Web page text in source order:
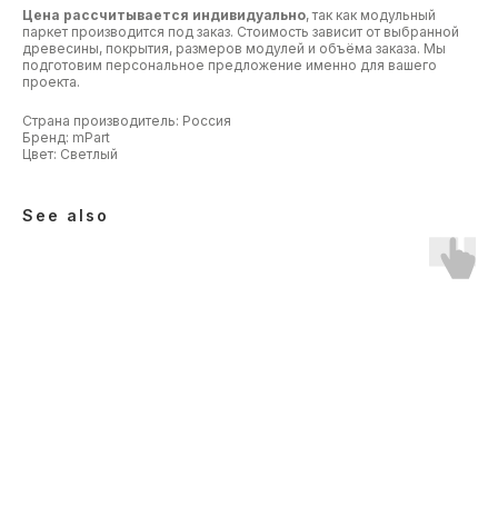
Цена рассчитывается индивидуально, так как модульный
паркет производится под заказ. Стоимость зависит от выбранной
древесины, покрытия, размеров модулей и объёма заказа. Мы
подготовим персональное предложение именно для вашего
проекта.
Страна производитель: Россия
Бренд: mPart
Цвет: Светлый
See also